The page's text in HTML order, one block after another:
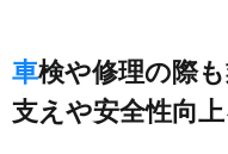
車検や修理の際も業務継続可能に、収益下
支えや安全性向